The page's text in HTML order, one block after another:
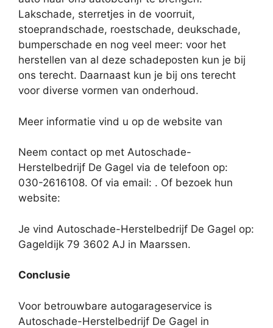
Lakschade, sterretjes in de voorruit,
stoeprandschade, roestschade, deukschade,
bumperschade en nog veel meer: voor het
herstellen van al deze schadeposten kun je bij
ons terecht. Daarnaast kun je bij ons terecht
voor diverse vormen van onderhoud.
Meer informatie vind u op de website van
Neem contact op met Autoschade-
Herstelbedrijf De Gagel via de telefoon op:
030-2616108. Of via email: . Of bezoek hun
website:
Je vind Autoschade-Herstelbedrijf De Gagel op:
Gageldijk 79 3602 AJ in Maarssen.
Conclusie
Voor betrouwbare autogarageservice is
Autoschade-Herstelbedrijf De Gagel in